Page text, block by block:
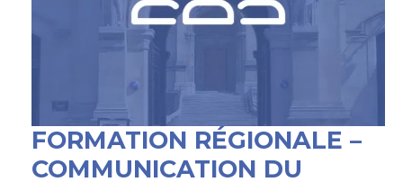
FORMATION RÉGIONALE –
COMMUNICATION DU